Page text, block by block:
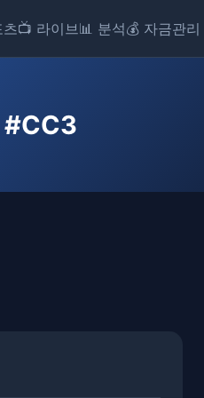
📺 라이브📊 분석💰 자금관리